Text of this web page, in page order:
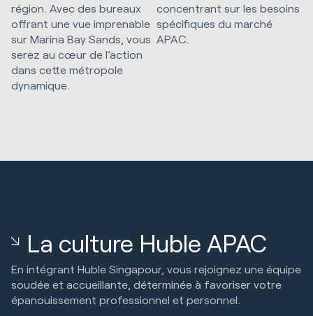
région. Avec des bureaux
offrant une vue imprenable
sur Marina Bay Sands, vous
serez au cœur de l’action
dans cette métropole
dynamique.
concentrant sur les besoins
spécifiques du marché
APAC.
La culture Huble APAC
En intégrant Huble Singapour, vous rejoignez une équipe
soudée et accueillante, déterminée à favoriser votre
épanouissement professionnel et personnel.